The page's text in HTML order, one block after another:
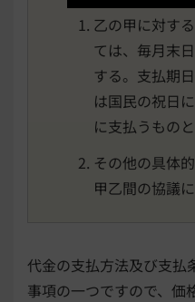
乙の甲に対す
ては、毎月末
する。支払期
は国民の祝日
に支払うものと
その他の具体
甲乙間の協議
代金の支払方法及び支払
事項の一つですので、価